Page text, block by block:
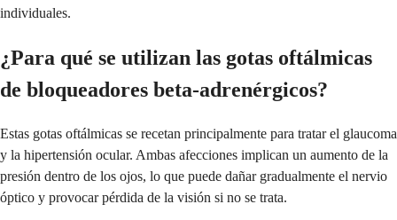
individuales.
¿Para qué se utilizan las gotas oftálmicas
de bloqueadores beta-adrenérgicos?
Estas gotas oftálmicas se recetan principalmente para tratar el glaucoma
y la hipertensión ocular. Ambas afecciones implican un aumento de la
presión dentro de los ojos, lo que puede dañar gradualmente el nervio
óptico y provocar pérdida de la visión si no se trata.